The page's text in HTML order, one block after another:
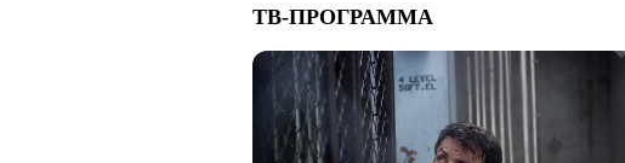
ТВ-ПРОГРАММА